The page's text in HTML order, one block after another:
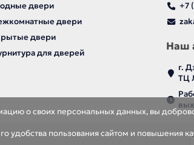
о своих персональных данных, вы
пользования сайтом и повышения
двери
двери
двери
для дверей
+7
Наш
г.
ТЦ